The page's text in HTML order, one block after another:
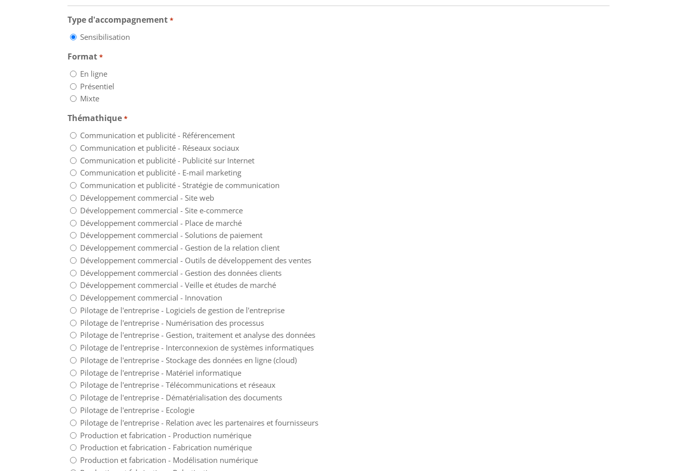
Type d'accompagnement *
Sensibilisation
Format *
En ligne
Présentiel
Mixte
Thémathique *
Communication et publicité - Référencement
Communication et publicité - Réseaux sociaux
Communication et publicité - Publicité sur Internet
Communication et publicité - E-mail marketing
Communication et publicité - Stratégie de communication
Développement commercial - Site web
Développement commercial - Site e-commerce
Développement commercial - Place de marché
Développement commercial - Solutions de paiement
Développement commercial - Gestion de la relation client
Développement commercial - Outils de développement des ventes
Développement commercial - Gestion des données clients
Développement commercial - Veille et études de marché
Développement commercial - Innovation
Pilotage de l'entreprise - Logiciels de gestion de l'entreprise
Pilotage de l'entreprise - Numérisation des processus
Pilotage de l'entreprise - Gestion, traitement et analyse des données
Pilotage de l'entreprise - Interconnexion de systèmes informatiques
Pilotage de l'entreprise - Stockage des données en ligne (cloud)
Pilotage de l'entreprise - Matériel informatique
Pilotage de l'entreprise - Télécommunications et réseaux
Pilotage de l'entreprise - Dématérialisation des documents
Pilotage de l'entreprise - Ecologie
Pilotage de l'entreprise - Relation avec les partenaires et fournisseurs
Production et fabrication - Production numérique
Production et fabrication - Fabrication numérique
Production et fabrication - Modélisation numérique